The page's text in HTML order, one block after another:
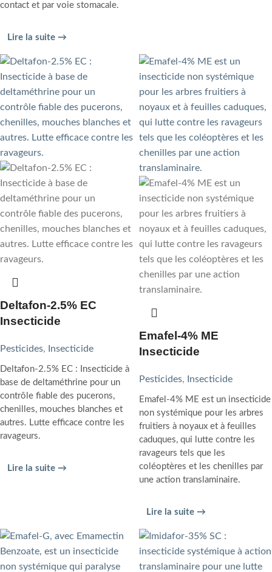
contact et par voie stomacale.
Lire la suite →
Deltafon-2.5% EC
Insecticide
Pesticides, Insecticide
Deltafon-2.5% EC : Insecticide à
base de deltaméthrine pour un
contrôle fiable des pucerons,
chenilles, mouches blanches et
autres. Lutte efficace contre les
ravageurs.
Lire la suite →
Emafel-4% ME
Insecticide
Pesticides, Insecticide
Emafel-4% ME est un insecticide
non systémique pour les arbres
fruitiers à noyaux et à feuilles
caduques, qui lutte contre les
ravageurs tels que les
coléoptères et les chenilles par
une action translaminaire.
Lire la suite →